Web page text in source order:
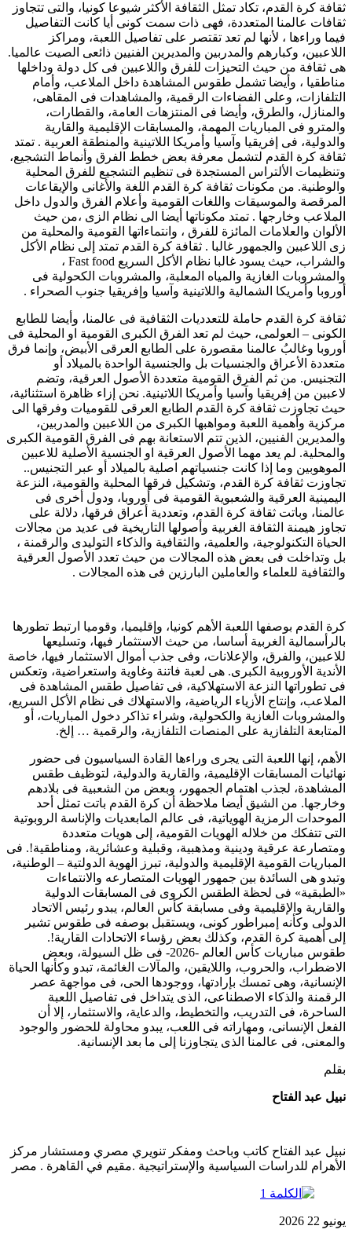
ثقافة كرة القدم، تكاد تمثل الثقافة الأكثر شيوعا كونيا، والتى تتجاوز
ثقافات عالمنا المتعددة، فهى ذات سمت كونى أيا كانت التفاصيل
فيما وراءها ، لأنها لم تعد تقتصر على تفاصيل اللعبة، ومراكز
اللاعبين، وكبارهم والمدربين والمديرين الفنيين ذائعى الصيت عالميا.
هى ثقافة من حيث التحيزات للفرق واللاعبين فى كل دولة وداخلها
مناطقيا ، وأيضا تشمل طقوس المشاهدة داخل الملاعب، وأمام
التلفازات، وعلى الفضاءات الرقمية، والمشاهدات فى المقاهى،
والمنازل، والطرق، وأيضا فى المنتزهات العامة، والقطارات،
والمترو فى المباريات المهمة، والمسابقات الإقليمية والقارية
والدولية، فى إفريقيا وآسيا وأمريكا اللاتينية والمنطقة العربية . تمتد
ثقافة كرة القدم لتشمل معرفة بعض خطط الفرق وأنماط التشجيع،
وتنظيمات الألتراس المستجدة فى تنظيم التشجيع للفرق المحلية
والوطنية. من مكونات ثقافة كرة القدم اللغة والأغانى والإيقاعات
المرقصة والموسيقات واللغات القومية وأعلام الفرق والدول داخل
الملاعب وخارجها . تمتد مكوناتها أيضا الى نظام الزى ،من حيث
الألوان والعلامات المائزة للفرق ، وانتماءاتها القومية والمحلية من
زى اللاعبين والجمهور غالبا . ثقافة كرة القدم تمتد إلى نظام الأكل
والشراب، حيث يسود غالبا نظام الأكل السريع Fast food ،
والمشروبات الغازية والمياه المعلبة، والمشروبات الكحولية فى
أوروبا وأمريكا الشمالية واللاتينية وآسيا وإفريقيا جنوب الصحراء .
ثقافة كرة القدم حاملة للتعدديات الثقافية فى عالمنا، وأيضا للطابع
الكونى – العولمى، حيث لم تعد الفرق الكبرى القومية او المحلية فى
أوروبا وغالبُ عالمنا مقصورة على الطابع العرقى الأبيض، وإنما فرق
متعددة الأعراق والجنسيات بل والجنسية الواحدة بالميلاد أو
التجنيس. من ثم الفرق القومية متعددة الأصول العرقية، وتضم
لاعبين من إفريقيا وآسيا وأمريكا اللاتينية. نحن إزاء ظاهرة استثنائية،
حيث تجاوزت ثقافة كرة القدم الطابع العرقى للقوميات وفرقها الى
مركزية وأهمية اللعبة ومواهبها الكبرى من اللاعبين والمدربين،
والمديرين الفنيين، الذين تتم الاستعانة بهم فى الفرق القومية الكبرى
والمحلية. لم يعد مهما الأصول العرقية او الجنسية الأصلية للاعبين
الموهوبين وما إذا كانت جنسياتهم اصلية بالميلاد أو عبر التجنيس..
تجاوزت ثقافة كرة القدم، وتشكيل فرقها المحلية والقومية، النزعة
اليمينية العرقية والشعبوية القومية فى أوروبا، ودول أخرى فى
عالمنا، وباتت ثقافة كرة القدم، وتعددية أعراق فرقها، دلالة على
تجاوز هيمنة الثقافة الغربية وأصولها التاريخية فى عديد من مجالات
الحياة التكنولوجية، والعلمية، والثقافية والذكاء التوليدى والرقمنة ،
بل وتداخلت فى بعض هذه المجالات من حيث تعدد الأصول العرقية
والثقافية للعلماء والعاملين البارزين فى هذه المجالات .
كرة القدم بوصفها اللعبة الأهم كونيا، وإقليميا، وقوميا ارتبط تطورها
بالرأسمالية الغربية أساسا، من حيث الاستثمار فيها، وتسليعها
للاعبين، والفرق، والإعلانات، وفى جذب أموال الاستثمار فيها، خاصة
الأندية الأوروبية الكبرى. هى لعبة فاتنة وغاوية واستعراضية، وتعكس
فى تطوراتها النزعة الاستهلاكية، فى تفاصيل طقس المشاهدة فى
الملاعب، وإنتاج الأزياء الرياضية، والاستهلاك فى نظام الأكل السريع،
والمشروبات الغازية والكحولية، وشراء تذاكر دخول المباريات، أو
المتابعة التلفازية على المنصات التلفازية، والرقمية … إلخ.
الأهم، إنها اللعبة التى يجرى وراءها القادة السياسيون فى حضور
نهائيات المسابقات الإقليمية، والقارية والدولية، لتوظيف طقس
المشاهدة، لجذب اهتمام الجمهور، وبعض من الشعبية فى بلادهم
وخارجها. من الشيق أيضا ملاحظة أن كرة القدم باتت تمثل أحد
الموحدات الرمزية الهوياتية، فى عالم المابعديات والإناسة الروبوتية
التى تتفكك من خلاله الهويات القومية، إلى هويات متعددة
ومتصارعة عرقية ودينية ومذهبية، وقبلية وعشائرية، ومناطقية!. فى
المباريات القومية الإقليمية والدولية، تبرز الهوية الدولتية – الوطنية،
وتبدو هى السائدة بين جمهور الهويات المتصارعه والانتماءات
«الطبقية» فى لحظة الطقس الكروى فى المسابقات الدولية
والقارية والإقليمية وفى مسابقة كأس العالم، يبدو رئيس الاتحاد
الدولى وكأنه إمبراطور كونى، ويستقبل بوصفه فى طقوس تشير
إلى أهمية كرة القدم، وكذلك بعض رؤساء الاتحادات القارية!.
طقوس مباريات كأس العالم -2026- فى ظل السيولة، وبعض
الاضطراب، والحروب، واللايقين، والمآلات الغائمة، تبدو وكأنها الحياة
الإنسانية، وهى تمسك بإرادتها، ووجودها الحى، فى مواجهة عصر
الرقمنة والذكاء الاصطناعى، الذى يتداخل فى تفاصيل اللعبة
الساحرة، فى التدريب، والتخطيط، والدعاية، والاستثمار، إلا أن
الفعل الإنسانى، ومهاراته فى اللعب، يبدو محاولة للحضور والوجود
والمعنى، فى عالمنا الذى يتجاوزنا إلى ما بعد الإنسانية.
بقلم
نبيل عبد الفتاح
نبيل عبد الفتاح كاتب وباحث ومفكر تنويري مصري ومستشار مركز
الأهرام للدراسات السياسية والإستراتيجية .مقيم في القاهرة . مصر
يونيو 22
2026